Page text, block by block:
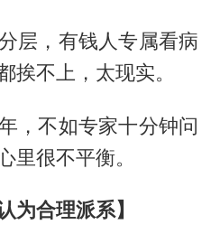
层，有钱人专属看病
挨不上，太现实。
，不如专家十分钟问
里很不平衡。
为合理派系】